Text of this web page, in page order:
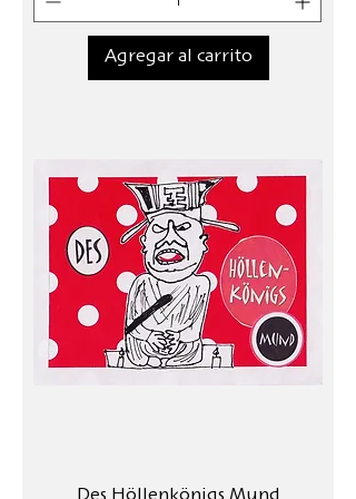
Agregar al carrito